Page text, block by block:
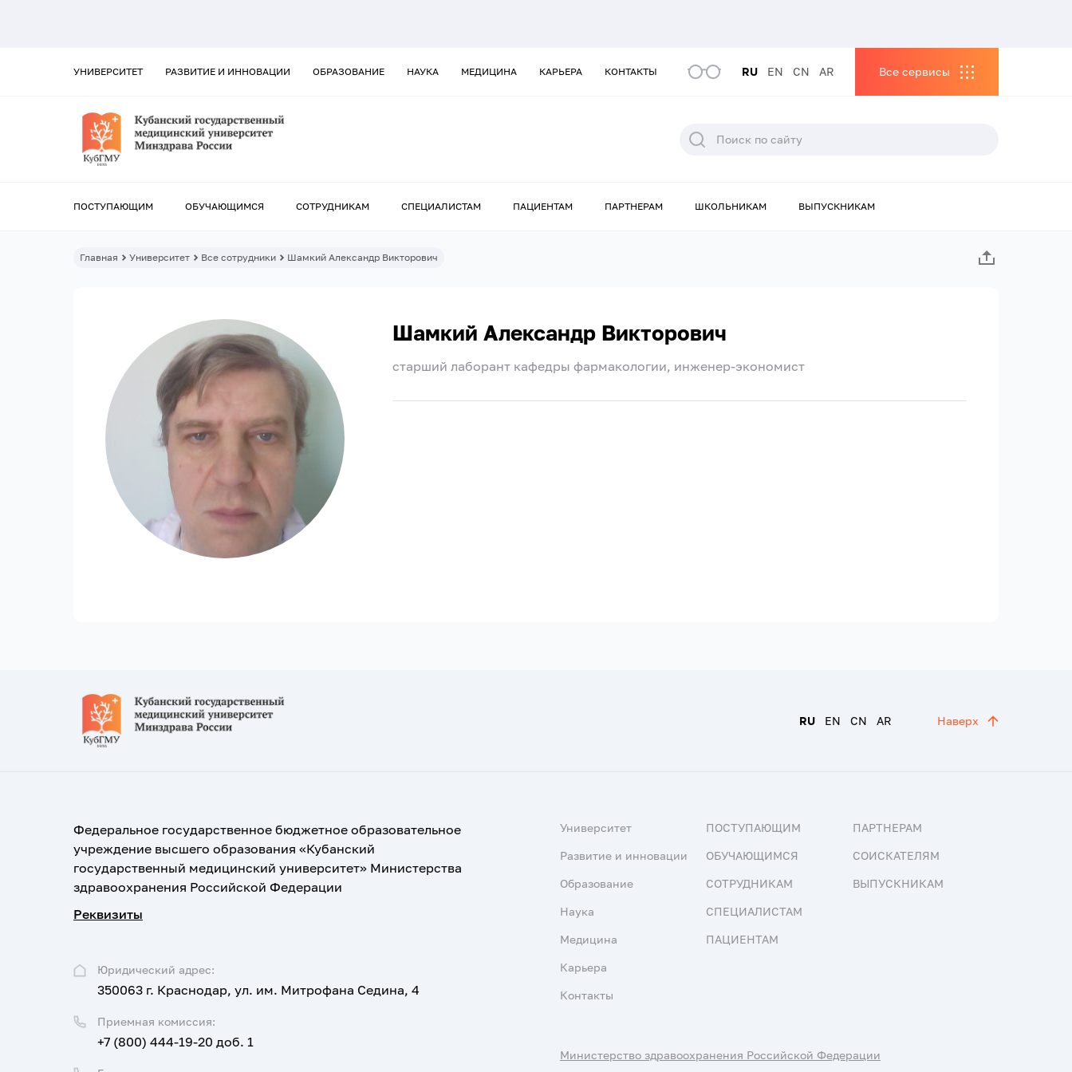
УНИВЕРСИТЕТ РАЗВИТИЕ И ИННОВАЦИИ ОБРАЗОВАНИЕ НАУКА МЕДИЦИНА КАРЬЕРА КОНТАКТЫ RU EN CN AR Все сервисы
ПОСТУПАЮЩИМ ОБУЧАЮЩИМСЯ СОТРУДНИКАМ СПЕЦИАЛИСТАМ ПАЦИЕНТАМ ПАРТНЕРАМ ШКОЛЬНИКАМ ВЫПУСКНИКАМ
Главная Университет Все сотрудники Шамкий Александр Викторович
Шамкий Александр Викторович
старший лаборант кафедры фармакологии, инженер-экономист
RU EN CN AR Наверх
Федеральное государственное бюджетное образовательное
учреждение высшего образования «Кубанский
государственный медицинский университет» Министерства
здравоохранения Российской Федерации
Реквизиты
Юридический адрес:
350063 г. Краснодар, ул. им. Митрофана Седина, 4
Приемная комиссия:
+7 (800) 444-19-20 доб. 1
Университет
Развитие и инновации
Образование
Наука
Медицина
Карьера
Контакты
ПОСТУПАЮЩИМ
ОБУЧАЮЩИМСЯ
СОТРУДНИКАМ
СПЕЦИАЛИСТАМ
ПАЦИЕНТАМ
ПАРТНЕРАМ
СОИСКАТЕЛЯМ
ВЫПУСКНИКАМ
Министерство здравоохранения Российской Федерации